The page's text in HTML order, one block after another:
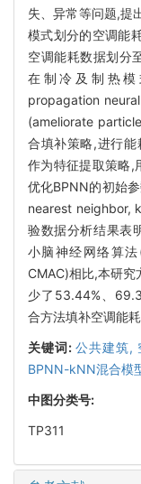
失、异常等问题,提
模式划分的空调能
空调能耗数据划分
在制冷及制热
propagation
(ameliorate
合填补策略,进行
作为特征提取策略,
优化BPNN的初始
nearest neighbor,
验数据分析结果表
小脑神经网络算
CMAC)相比,本研究
少了53.44%、
合方法填补空调能
关键词: 公共建筑,
BPNN-kNN混合模
中图分类号:
TP311